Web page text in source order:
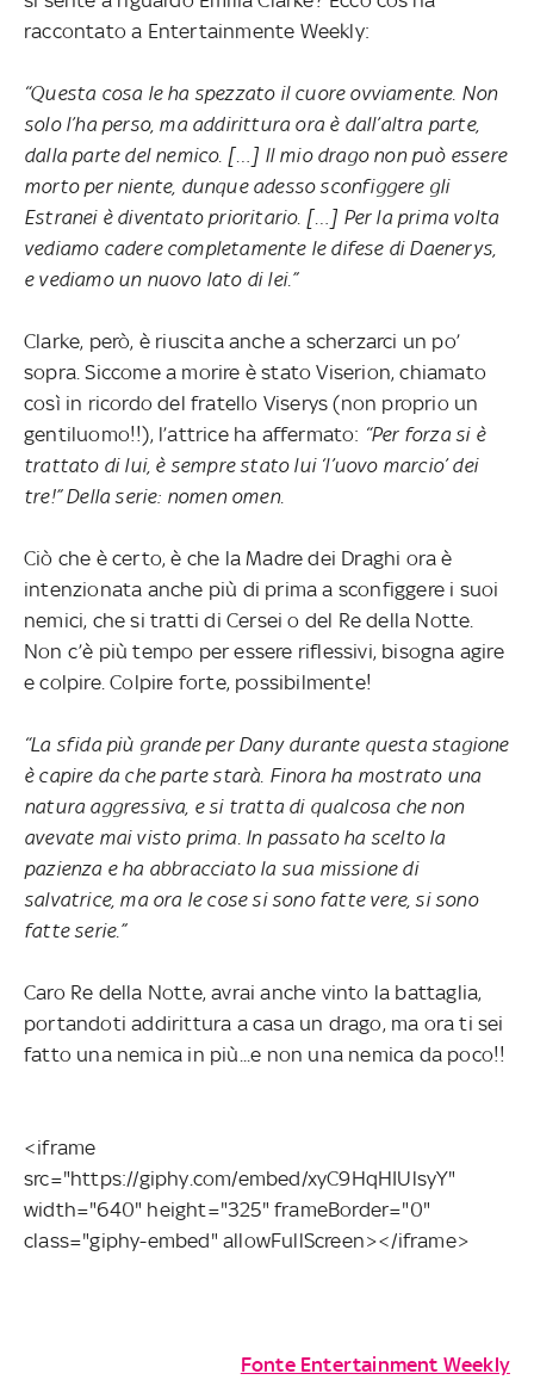
raccontato a Entertainmente Weekly:
“Questa cosa le ha spezzato il cuore ovviamente. Non
solo l’ha perso, ma addirittura ora è dall’altra parte,
dalla parte del nemico. […] Il mio drago non può essere
morto per niente, dunque adesso sconfiggere gli
Estranei è diventato prioritario. […] Per la prima volta
vediamo cadere completamente le difese di Daenerys,
e vediamo un nuovo lato di lei.”
Clarke, però, è riuscita anche a scherzarci un po’
sopra. Siccome a morire è stato Viserion, chiamato
così in ricordo del fratello Viserys (non proprio un
gentiluomo!!), l’attrice ha affermato: “Per forza si è
trattato di lui, è sempre stato lui ‘l’uovo marcio’ dei
tre!” Della serie: nomen omen.
Ciò che è certo, è che la Madre dei Draghi ora è
intenzionata anche più di prima a sconfiggere i suoi
nemici, che si tratti di Cersei o del Re della Notte.
Non c’è più tempo per essere riflessivi, bisogna agire
e colpire. Colpire forte, possibilmente!
“La sfida più grande per Dany durante questa stagione
è capire da che parte starà. Finora ha mostrato una
natura aggressiva, e si tratta di qualcosa che non
avevate mai visto prima. In passato ha scelto la
pazienza e ha abbracciato la sua missione di
salvatrice, ma ora le cose si sono fatte vere, si sono
fatte serie.”
Caro Re della Notte, avrai anche vinto la battaglia,
portandoti addirittura a casa un drago, ma ora ti sei
fatto una nemica in più...e non una nemica da poco!!
<iframe
src="https://giphy.com/embed/xyC9HqHIUlsyY"
width="640" height="325" frameBorder="0"
class="giphy-embed" allowFullScreen></iframe>
Fonte Entertainment Weekly